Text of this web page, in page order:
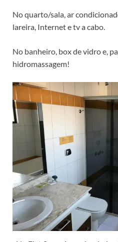
No quarto/sala, ar
lareira, Internet e tv a cabo.
No banheiro, box de vidro e,
hidromassagem!